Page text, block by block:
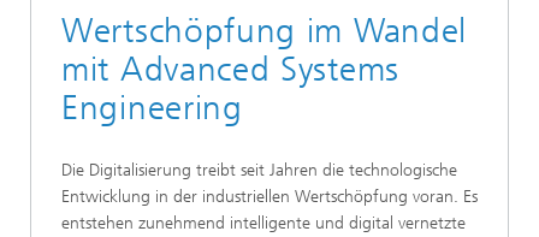
Wertschöpfung im Wandel
mit Advanced Systems
Engineering
Die Digitalisierung treibt seit Jahren die technologische
Entwicklung in der industriellen Wertschöpfung voran. Es
entstehen zunehmend intelligente und digital vernetzte